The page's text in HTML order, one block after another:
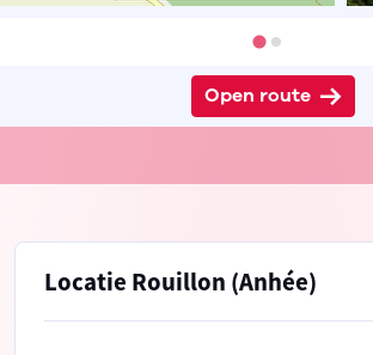
Open route
Locatie Rouillon (Anhée)